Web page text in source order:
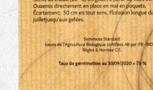
animaux sauvages
biodiversité cultivée